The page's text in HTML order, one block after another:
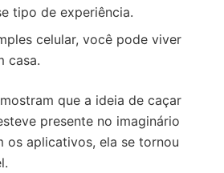
tipo de experiência.
celular, você pode viver
casa.
que a ideia de caçar
presente no imaginário
os aplicativos, ela se tornou